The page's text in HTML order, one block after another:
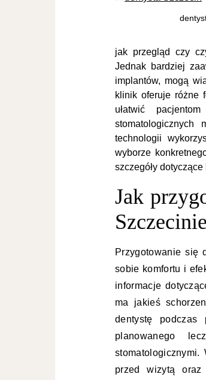
jak przegląd czy
Jednak bardziej
implantów, mogą
klinik oferuje różne
ułatwić
stomatologicznych
technologii
wyborze
szczegóły
Jak
Szczecinie
Przygotowanie się
sobie komfortu i
informacje
ma jakieś
dentystę podczas
planowanego
stomatologicznymi.
przed wizytą